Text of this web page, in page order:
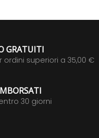
GRATUITI
superiori a 35,00 €
30 giorni